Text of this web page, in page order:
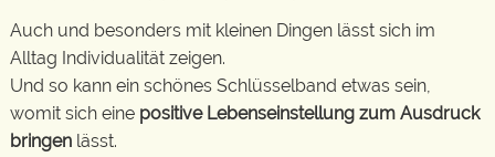
Auch und besonders mit kleinen Dingen lässt sich im
Alltag Individualität zeigen.
Und so kann ein schönes Schlüsselband etwas sein,
womit sich eine positive Lebenseinstellung zum Ausdruck
bringen lässt.